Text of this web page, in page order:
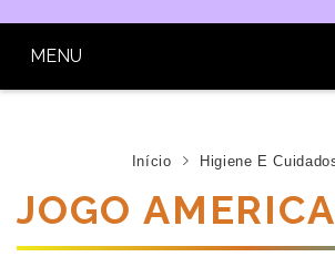
MENU
Nossos Produtos
Diferenciais
Início Higiene E
JOGO